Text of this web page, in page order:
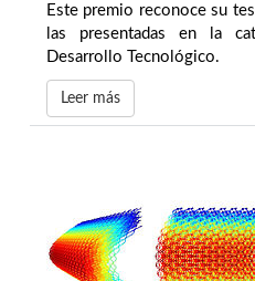
Este premio reconoce su
las presentadas en la
Desarrollo Tecnológico.
Leer más